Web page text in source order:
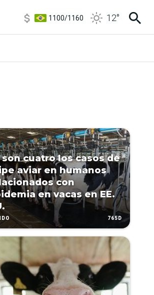
1100/1160
12°
son cuatro los casos de
aviar en humanos
con
en vacas en EE.
765D